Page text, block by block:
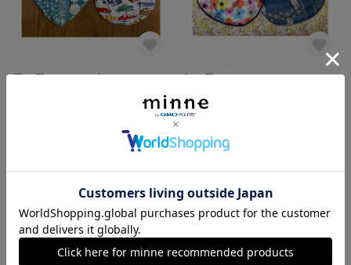
男の子リバーシブルスタイ
女の子スタイ